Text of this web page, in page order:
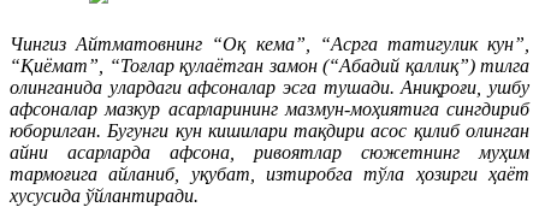
Чингиз Айтматовнинг “Оқ кема”, “Асрга татигулик кун”,
“Қиёмат”, “Тоғлар қулаётган замон (“Абадий қаллиқ”) тилга
олинганида улардаги афсоналар эсга тушади. Аниқроғи, ушбу
афсоналар мазкур асарларининг мазмун-моҳиятига сингдириб
юборилган. Бугунги кун кишилари тақдири асос қилиб олинган
айни асарларда афсона, ривоятлар сюжетнинг муҳим
тармоғига айланиб, уқубат, изтиробга тўла ҳозирги ҳаёт
хусусида ўйлантиради.